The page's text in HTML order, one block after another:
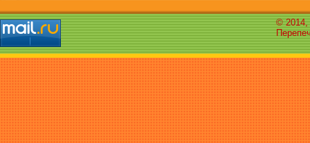
© 2014,